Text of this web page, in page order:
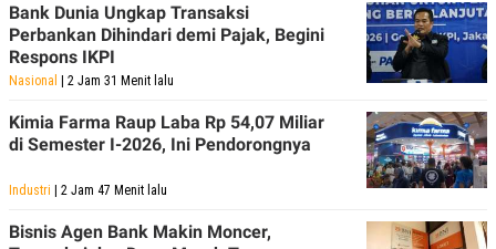
Bank Dunia Ungkap Transaksi
Perbankan Dihindari demi Pajak, Begini
Respons IKPI
Nasional | 2 Jam 31 Menit lalu
Kimia Farma Raup Laba Rp 54,07 Miliar
di Semester I-2026, Ini Pendorongnya
Industri | 2 Jam 47 Menit lalu
Bisnis Agen Bank Makin Moncer,